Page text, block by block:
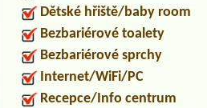
Dětské hřiště/baby room
Bezbariérové toalety
Bezbariérové sprchy
Internet/WiFi/PC
Recepce/Info centrum